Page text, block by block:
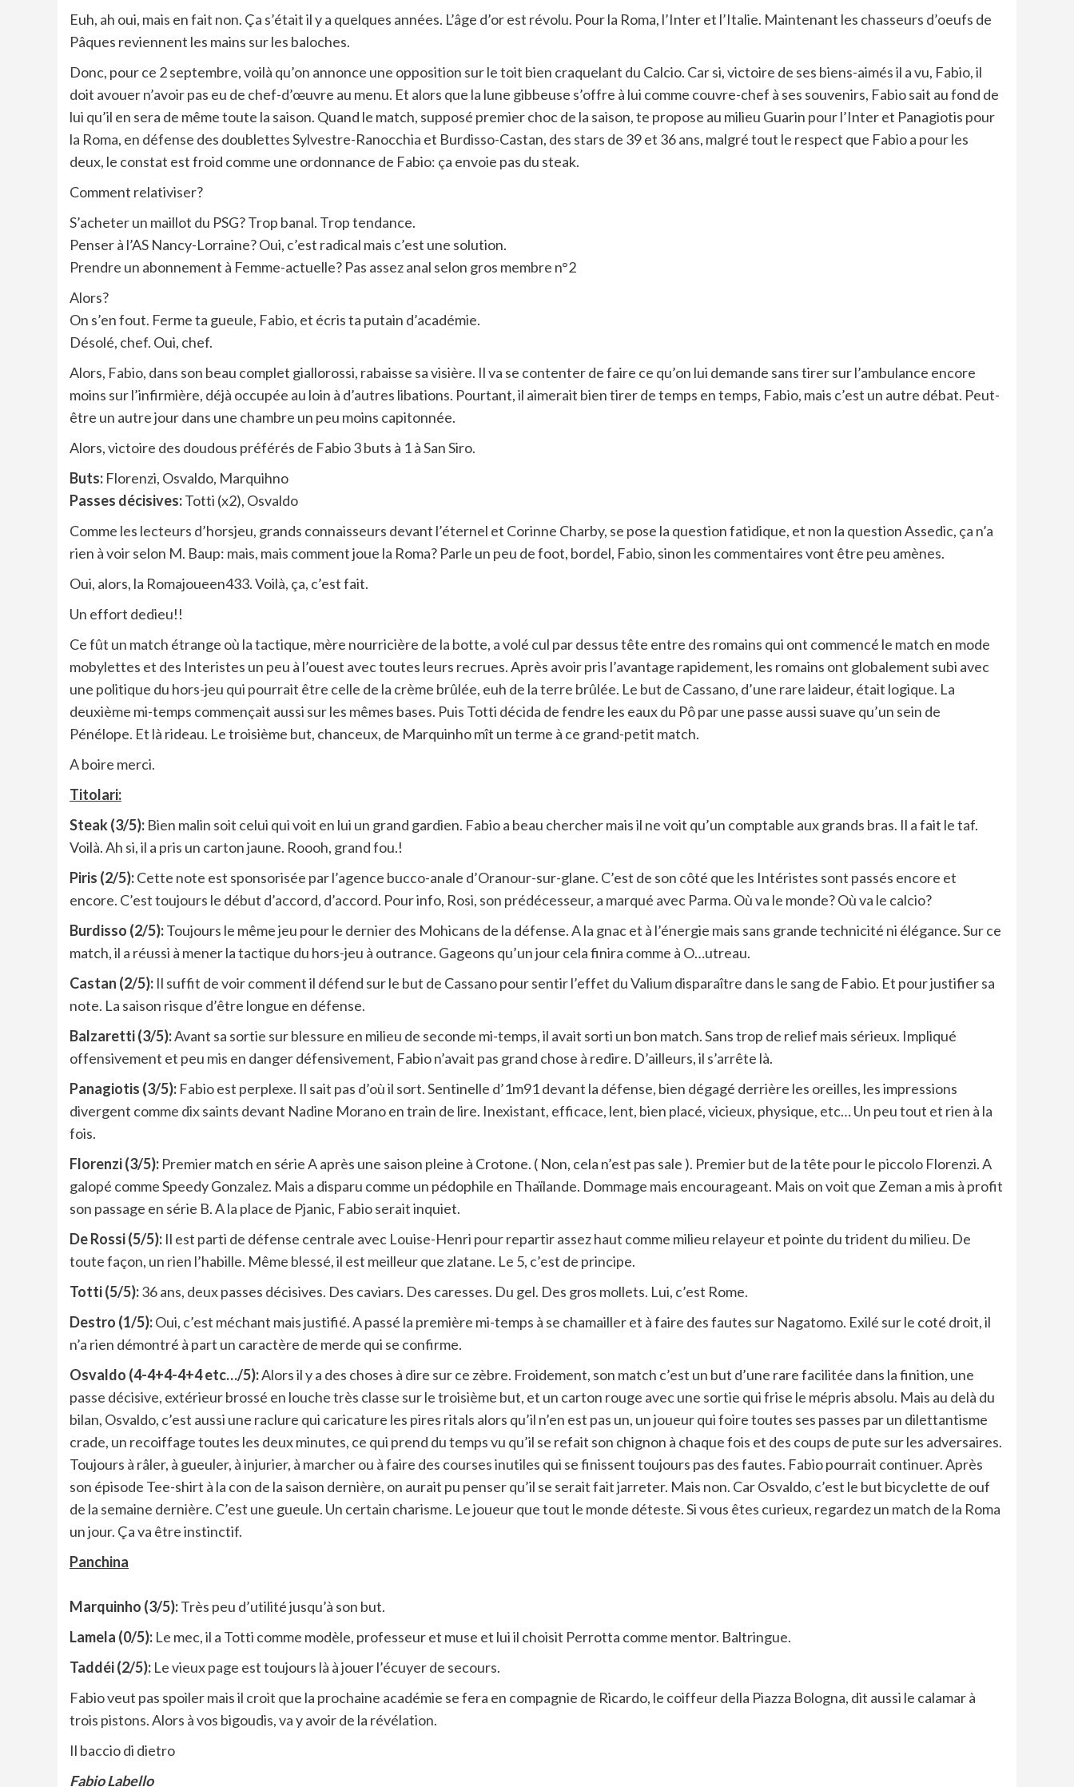
Euh, ah oui, mais en fait non. Ça s’était il y a quelques années. L’âge d’or est révolu. Pour la Roma, l’Inter et l’Italie. Maintenant les chasseurs d’oeufs de
Pâques reviennent les mains sur les baloches.
Donc, pour ce 2 septembre, voilà qu’on annonce une opposition sur le toit bien craquelant du Calcio. Car si, victoire de ses biens-aimés il a vu, Fabio, il
doit avouer n’avoir pas eu de chef-d’œuvre au menu. Et alors que la lune gibbeuse s’offre à lui comme couvre-chef à ses souvenirs, Fabio sait au fond de
lui qu’il en sera de même toute la saison. Quand le match, supposé premier choc de la saison, te propose au milieu Guarin pour l’Inter et Panagiotis pour
la Roma, en défense des doublettes Sylvestre-Ranocchia et Burdisso-Castan, des stars de 39 et 36 ans, malgré tout le respect que Fabio a pour les
deux, le constat est froid comme une ordonnance de Fabio: ça envoie pas du steak.
Comment relativiser?
S’acheter un maillot du PSG? Trop banal. Trop tendance.
Penser à l’AS Nancy-Lorraine? Oui, c’est radical mais c’est une solution.
Prendre un abonnement à Femme-actuelle? Pas assez anal selon gros membre n°2
Alors?
On s’en fout. Ferme ta gueule, Fabio, et écris ta putain d’académie.
Désolé, chef. Oui, chef.
Alors, Fabio, dans son beau complet giallorossi, rabaisse sa visière. Il va se contenter de faire ce qu’on lui demande sans tirer sur l’ambulance encore
moins sur l’infirmière, déjà occupée au loin à d’autres libations. Pourtant, il aimerait bien tirer de temps en temps, Fabio, mais c’est un autre débat. Peut-
être un autre jour dans une chambre un peu moins capitonnée.
Alors, victoire des doudous préférés de Fabio 3 buts à 1 à San Siro.
Buts: Florenzi, Osvaldo, Marquihno
Passes décisives:Totti (x2), Osvaldo
Comme les lecteurs d’horsjeu, grands connaisseurs devant l’éternel et Corinne Charby, se pose la question fatidique, et non la question Assedic, ça n’a
rien à voir selon M. Baup: mais, mais comment joue la Roma? Parle un peu de foot, bordel, Fabio, sinon les commentaires vont être peu amènes.
Oui, alors, la Romajoueen433. Voilà, ça, c’est fait.
Un effort dedieu!!
Ce fût un match étrange où la tactique, mère nourricière de la botte, a volé cul par dessus tête entre des romains qui ont commencé le match en mode
mobylettes et des Interistes un peu à l’ouest avec toutes leurs recrues. Après avoir pris l’avantage rapidement, les romains ont globalement subi avec
une politique du hors-jeu qui pourrait être celle de la crème brûlée, euh de la terre brûlée. Le but de Cassano, d’une rare laideur, était logique. La
deuxième mi-temps commençait aussi sur les mêmes bases. Puis Totti décida de fendre les eaux du Pô par une passe aussi suave qu’un sein de
Pénélope. Et là rideau. Le troisième but, chanceux, de Marquinho mît un terme à ce grand-petit match.
A boire merci.
Titolari:
Steak (3/5): Bien malin soit celui qui voit en lui un grand gardien. Fabio a beau chercher mais il ne voit qu’un comptable aux grands bras. Il a fait le taf.
Voilà. Ah si, il a pris un carton jaune. Roooh, grand fou.!
Piris (2/5):Cette note est sponsorisée par l’agence bucco-anale d’Oranour-sur-glane. C’est de son côté que les Intéristes sont passés encore et
encore. C’est toujours le début d’accord, d’accord. Pour info, Rosi, son prédécesseur, a marqué avec Parma. Où va le monde? Où va le calcio?
Burdisso (2/5):Toujours le même jeu pour le dernier des Mohicans de la défense. A la gnac et à l’énergie mais sans grande technicité ni élégance. Sur ce
match, il a réussi à mener la tactique du hors-jeu à outrance. Gageons qu’un jour cela finira comme à O…utreau.
Castan (2/5): Il suffit de voir comment il défend sur le but de Cassano pour sentir l’effet du Valium disparaître dans le sang de Fabio. Et pour justifier sa
note. La saison risque d’être longue en défense.
Balzaretti (3/5):Avant sa sortie sur blessure en milieu de seconde mi-temps, il avait sorti un bon match. Sans trop de relief mais sérieux. Impliqué
offensivement et peu mis en danger défensivement, Fabio n’avait pas grand chose à redire. D’ailleurs, il s’arrête là.
Panagiotis (3/5): Fabio est perplexe. Il sait pas d’où il sort. Sentinelle d’1m91 devant la défense, bien dégagé derrière les oreilles, les impressions
divergent comme dix saints devant Nadine Morano en train de lire. Inexistant, efficace, lent, bien placé, vicieux, physique, etc… Un peu tout et rien à la
fois.
Florenzi (3/5): Premier match en série A après une saison pleine à Crotone. ( Non, cela n’est pas sale ). Premier but de la tête pour le piccolo Florenzi. A
galopé comme Speedy Gonzalez. Mais a disparu comme un pédophile en Thaïlande. Dommage mais encourageant. Mais on voit que Zeman a mis à profit
son passage en série B. A la place de Pjanic, Fabio serait inquiet.
De Rossi (5/5): Il est parti de défense centrale avec Louise-Henri pour repartir assez haut comme milieu relayeur et pointe du trident du milieu. De
toute façon, un rien l’habille. Même blessé, il est meilleur que zlatane. Le 5, c’est de principe.
Totti (5/5):36 ans, deux passes décisives. Des caviars. Des caresses. Du gel. Des gros mollets. Lui, c’est Rome.
Destro (1/5):Oui, c’est méchant mais justifié. A passé la première mi-temps à se chamailler et à faire des fautes sur Nagatomo. Exilé sur le coté droit, il
n’a rien démontré à part un caractère de merde qui se confirme.
Osvaldo (4-4+4-4+4 etc…/5):Alors il y a des choses à dire sur ce zèbre. Froidement, son match c’est un but d’une rare facilitée dans la finition, une
passe décisive, extérieur brossé en louche très classe sur le troisième but, et un carton rouge avec une sortie qui frise le mépris absolu. Mais au delà du
bilan, Osvaldo, c’est aussi une raclure qui caricature les pires ritals alors qu’il n’en est pas un, un joueur qui foire toutes ses passes par un dilettantisme
crade, un recoiffage toutes les deux minutes, ce qui prend du temps vu qu’il se refait son chignon à chaque fois et des coups de pute sur les adversaires.
Toujours à râler, à gueuler, à injurier, à marcher ou à faire des courses inutiles qui se finissent toujours pas des fautes. Fabio pourrait continuer. Après
son épisode Tee-shirt à la con de la saison dernière, on aurait pu penser qu’il se serait fait jarreter. Mais non. Car Osvaldo, c’est le but bicyclette de ouf
de la semaine dernière. C’est une gueule. Un certain charisme. Le joueur que tout le monde déteste. Si vous êtes curieux, regardez un match de la Roma
un jour. Ça va être instinctif.
Panchina
Marquinho (3/5):Très peu d’utilité jusqu’à son but.
Lamela (0/5): Le mec, il a Totti comme modèle, professeur et muse et lui il choisit Perrotta comme mentor. Baltringue.
Taddéi (2/5): Le vieux page est toujours là à jouer l’écuyer de secours.
Fabio veut pas spoiler mais il croit que la prochaine académie se fera en compagnie de Ricardo, le coiffeur della Piazza Bologna, dit aussi le calamar à
trois pistons. Alors à vos bigoudis, va y avoir de la révélation.
Il baccio di dietro
Fabio Labello